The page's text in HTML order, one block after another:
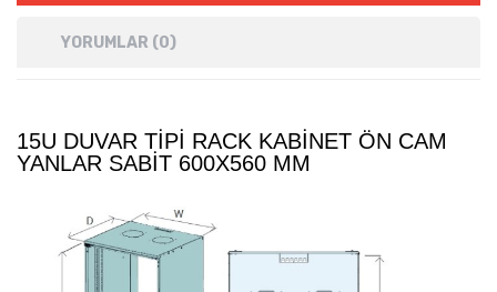
YORUMLAR (0)
15U DUVAR TIPI RACK KABINET ÖN CAM
YANLAR SABIT 600X560 MM